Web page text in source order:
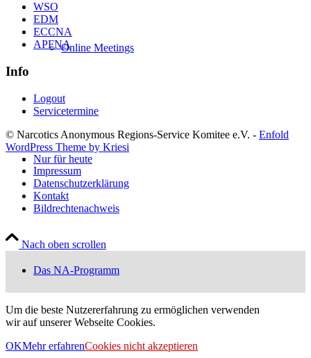
Online Meetings
Nur für heute
Das NA-Programm
WSO
EDM
ECCNA
APFNA
Info
Logout
Servicetermine
© Narcotics Anonymous Regions-Service Komitee e.V. - Enfold
WordPress Theme by Kriesi
Impressum
Datenschutzerklärung
Kontakt
Bildrechtenachweis
Nach oben scrollen
Um die beste Nutzererfahrung zu ermöglichen verwenden
wir auf unserer Webseite Cookies.
OKMehr erfahrenCookies nicht akzeptieren